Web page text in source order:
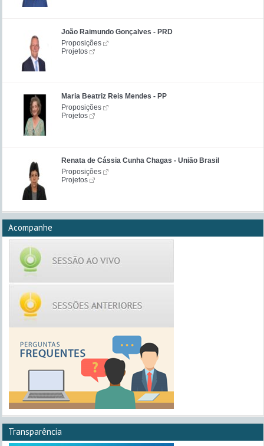
João Raimundo Gonçalves - PRD
Proposições
Projetos
Maria Beatriz Reis Mendes - PP
Proposições
Projetos
Renata de Cássia Cunha Chagas - União Brasil
Proposições
Projetos
Acompanhe
Transparência